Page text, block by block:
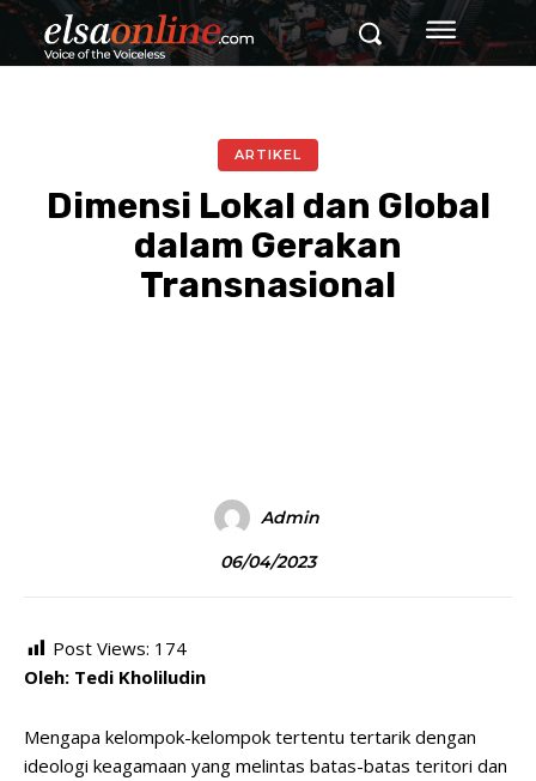
ARTIKEL
Dimensi Lokal dan Global
dalam Gerakan
Transnasional
Admin
06/04/2023
Post Views: 174
Oleh: Tedi Kholiludin
Mengapa kelompok-kelompok tertentu tertarik dengan
ideologi keagamaan yang melintas batas-batas teritori dan